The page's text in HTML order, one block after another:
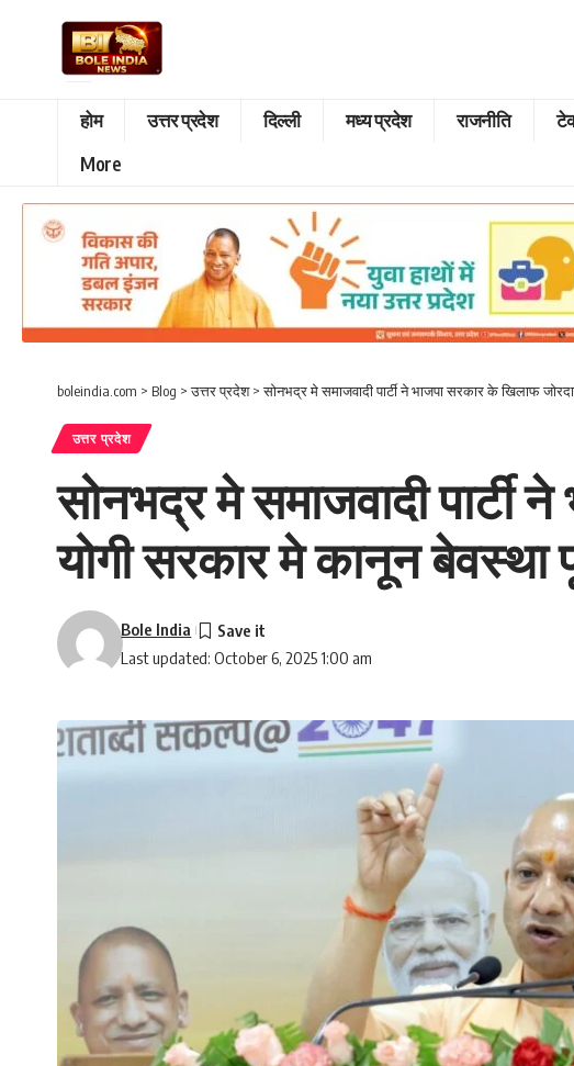
होम उत्तर प्रदेश दिल्ली मध्य प्रदेश राजनीति
More
boleindia.com > Blog >उत्तर प्रदेश>सोनभद्र मे समाजवादी पार्टी ने भाजपा सरकार के खिलाफ
उत्तर प्रदेश
सोनभद्र मे समाजवादी पार्टी
योगी सरकार मे कानून बेवस्था
Last updated: October 6, 2025 1:00 am
Bole India